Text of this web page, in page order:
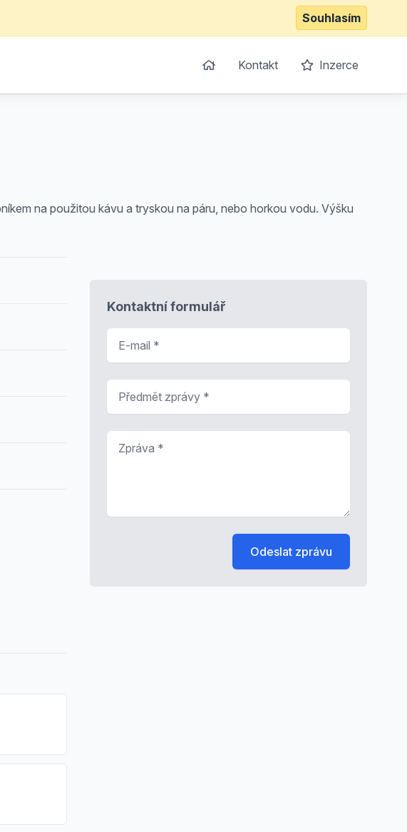
Souhlasím
Kontakt Inzerce
na použitou kávu a tryskou na páru, nebo horkou vodu. Výšku
Kontaktní formulář
Odeslat zprávu